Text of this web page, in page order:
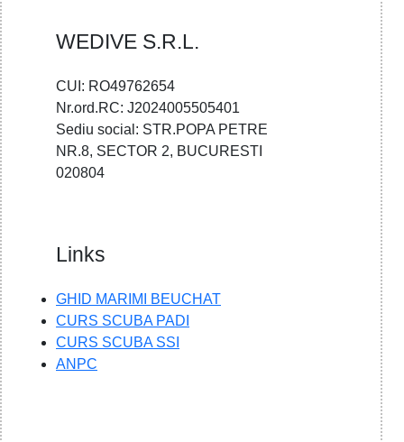
WEDIVE S.R.L.
CUI: RO49762654
Nr.ord.RC: J2024005505401
Sediu social: STR.POPA PETRE
NR.8, SECTOR 2, BUCURESTI
020804
Links
GHID MARIMI BEUCHAT
CURS SCUBA PADI
CURS SCUBA SSI
ANPC